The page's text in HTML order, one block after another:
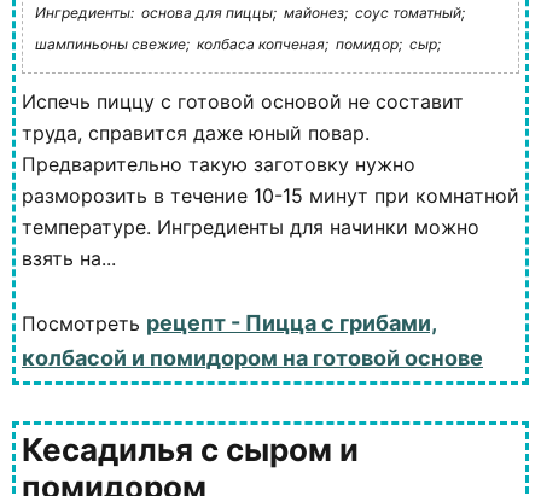
Ингредиенты: основа для пиццы; майонез; соус томатный;
шампиньоны свежие; колбаса копченая; помидор; сыр;
Испечь пиццу с готовой основой не составит
труда, справится даже юный повар.
Предварительно такую заготовку нужно
разморозить в течение 10-15 минут при комнатной
температуре. Ингредиенты для начинки можно
взять на...
Посмотреть рецепт - Пицца с грибами,
колбасой и помидором на готовой основе
Кесадилья с сыром и
помидором